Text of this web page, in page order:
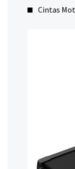
Cintas